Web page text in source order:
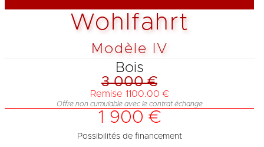
Wohlfahrt
Modèle IV
Bois
3 000 €
Remise 1100.00 €
Offre non cumulable avec le contrat échange
1 900 €
Possibilités de financement